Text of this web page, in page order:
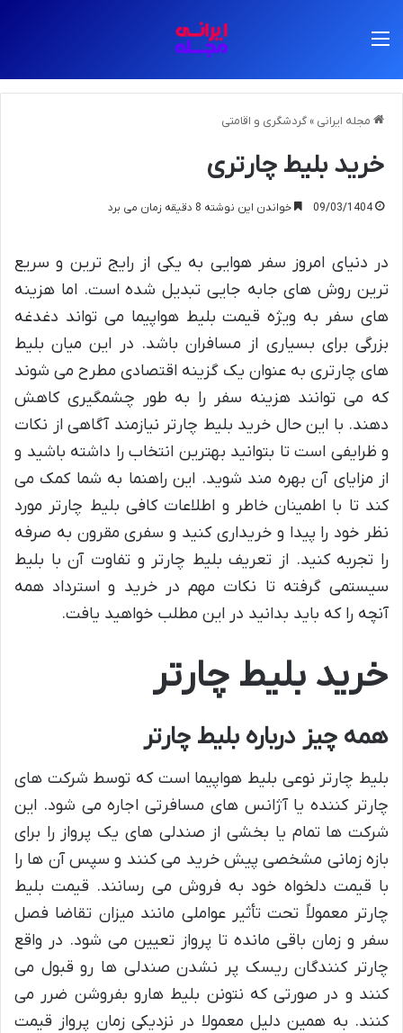
مجله ایرانی » گردشگری و اقامتی
خرید بلیط چارتری
09/03/1404 خواندن این نوشته 8 دقیقه زمان می برد
در دنیای امروز سفر هوایی به یکی از رایج ترین و سریع
ترین روش های جابه جایی تبدیل شده است. اما هزینه
های سفر به ویژه قیمت بلیط هواپیما می تواند دغدغه
بزرگی برای بسیاری از مسافران باشد. در این میان بلیط
های چارتری به عنوان یک گزینه اقتصادی مطرح می شوند
که می توانند هزینه سفر را به طور چشمگیری کاهش
دهند. با این حال خرید بلیط چارتر نیازمند آگاهی از نکات
و ظرایفی است تا بتوانید بهترین انتخاب را داشته باشید و
از مزایای آن بهره مند شوید. این راهنما به شما کمک می
کند تا با اطمینان خاطر و اطلاعات کافی بلیط چارتر مورد
نظر خود را پیدا و خریداری کنید و سفری مقرون به صرفه
را تجربه کنید. از تعریف بلیط چارتر و تفاوت آن با بلیط
سیستمی گرفته تا نکات مهم در خرید و استرداد همه
آنچه را که باید بدانید در این مطلب خواهید یافت.
خرید بلیط چارتر
همه چیز درباره بلیط چارتر
بلیط چارتر نوعی بلیط هواپیما است که توسط شرکت های
چارتر کننده یا آژانس های مسافرتی اجاره می شود. این
شرکت ها تمام یا بخشی از صندلی های یک پرواز را برای
بازه زمانی مشخصی پیش خرید می کنند و سپس آن ها را
با قیمت دلخواه خود به فروش می رسانند. قیمت بلیط
چارتر معمولاً تحت تأثیر عواملی مانند میزان تقاضا فصل
سفر و زمان باقی مانده تا پرواز تعیین می شود. در واقع
چارتر کنندگان ریسک پر نشدن صندلی ها رو قبول می
کنند و در صورتی که نتونن بلیط هارو بفروشن ضرر می
کنند. به همین دلیل معمولا در نزدیکی زمان پرواز قیمت